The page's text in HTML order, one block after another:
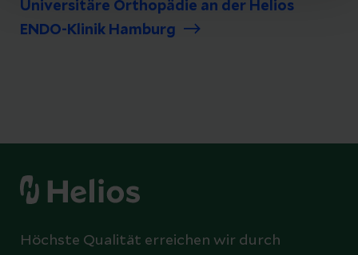
Universitäre Orthopädie an der Helios
ENDO-Klinik Hamburg
Höchste Qualität erreichen wir durch